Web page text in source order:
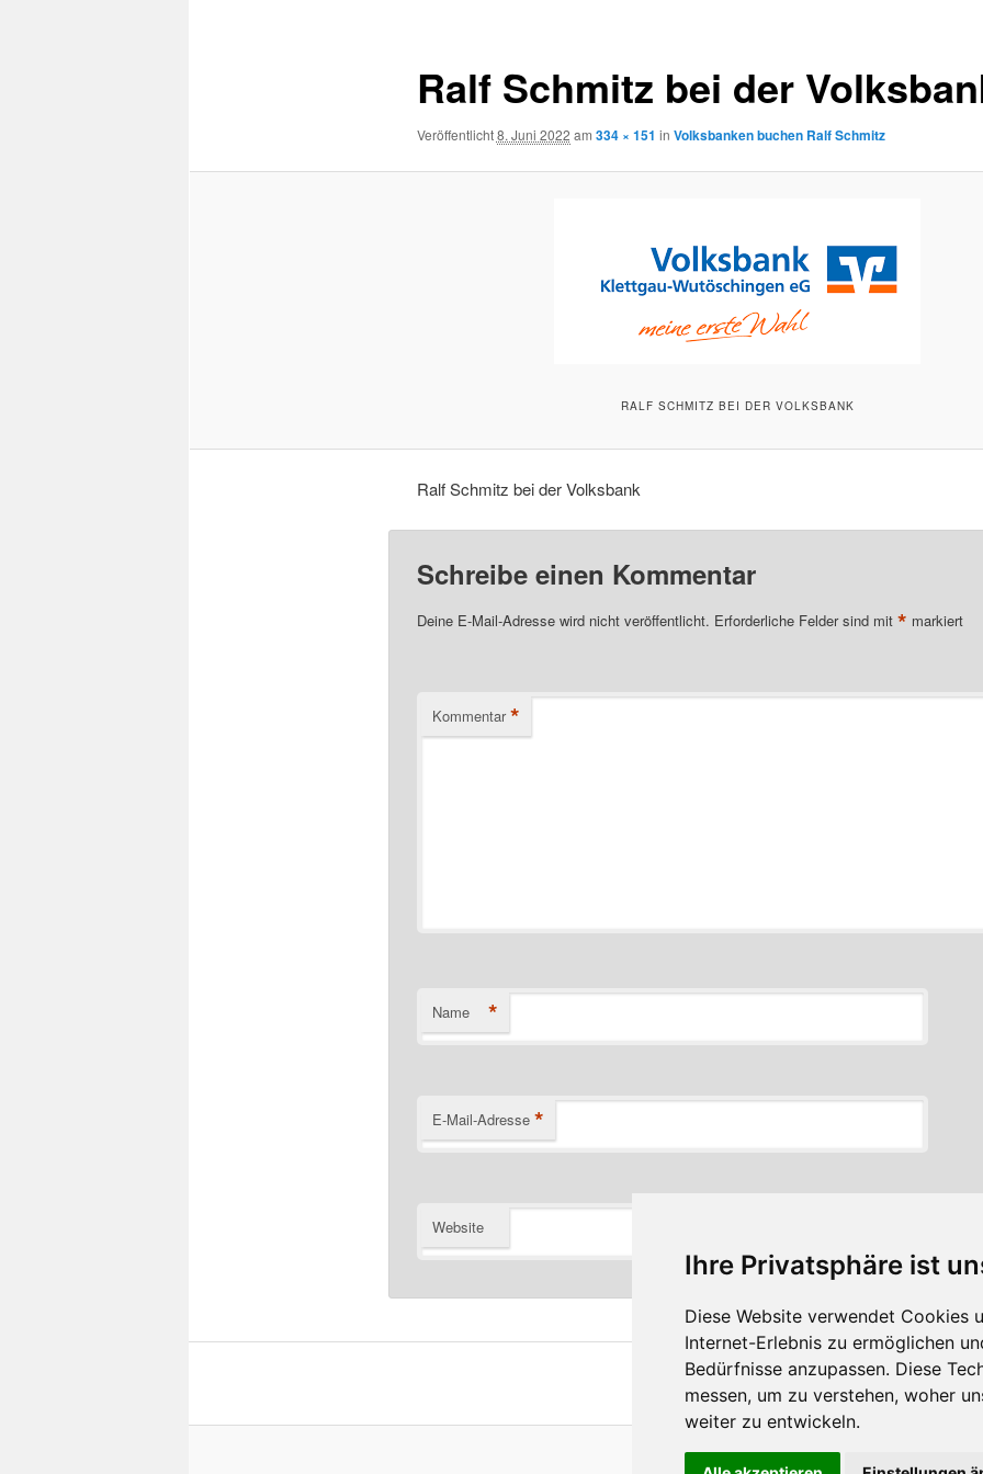
Ihre Privatsphäre ist
Diese Website verwendet Cookies
Internet-Erlebnis zu ermöglichen
Bedürfnisse anzupassen. Diese
messen, um zu verstehen, woher
weiter zu entwickeln.
Ralf Schmitz bei der
Veröffentlicht8. Juni 2022 am 334 × 151 in Volksbanken buchen Ralf Schmitz
RALF SCHMITZ BEI DER VOLKSBANK
Ralf Schmitz bei der Volksbank
Schreibe einen Kommentar
Deine E-Mail-Adresse wird nicht veröffentlicht. Erforderliche Felder sind mit * markiert
Kommentar *
Name *
E-Mail-Adresse *
Website
Stolz präsentiert von WordPress